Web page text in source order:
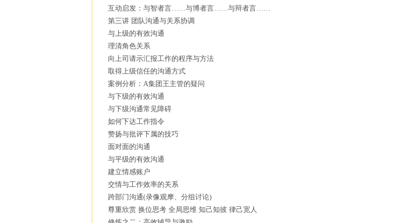
互动启发：与智者言……与博者言……与辩者言……
第三讲 团队沟通与关系协调
与上级的有效沟通
理清角色关系
向上司请示汇报工作的程序与方法
取得上级信任的沟通方式
案例分析：A集团王主管的疑问
与下级的有效沟通
与下级沟通常见障碍
如何下达工作指令
赞扬与批评下属的技巧
面对面的沟通
与平级的有效沟通
建立情感账户
交情与工作效率的关系
跨部门沟通(录像观摩、分组讨论)
尊重欣赏 换位思考 全局思维 知己知彼 律己宽人